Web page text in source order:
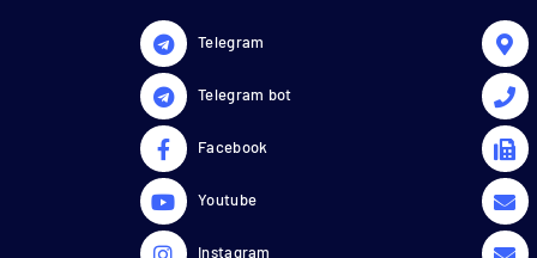
Telegram
Telegram bot
Facebook
Youtube
Instagram